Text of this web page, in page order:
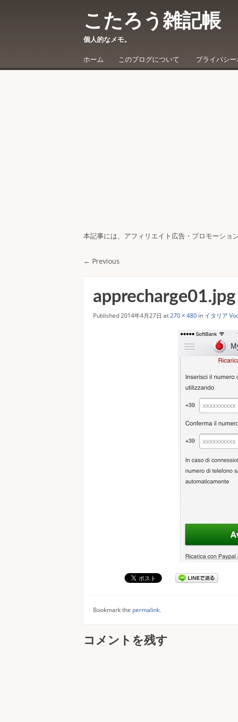
こたろう雑記帳
個人的なメモ。
☰Menu
Skip to content
ホーム このブログについて プライバシ
本記事には、アフィリエイト広告・プロモーショ
← Previous
apprecharge01.jpg
Published2014年4月27日 at270 × 480 in イタリア
Bookmark the permalink.
コメントを残す